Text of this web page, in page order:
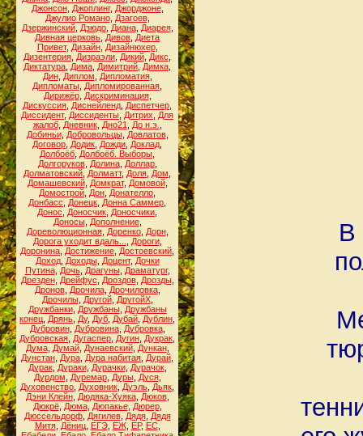
Джонсон, Джоплинг, Джорджоне,
Джулио Романо, Дзагоев,
Дзержинский, Дзюдо, Диана, Диарея,
Дивная церковь Дивов Диета
Привет, Дизайн, Дизайнюхер,
Дизентерия Дизраэли Дикий Дикс
Диктатура Дима Димитрий Димка
Дин, Диплом Дипломатия,
Дипломаты Дипломированная
Дирижёр, Дискриминация,
Дискуссия Диснейленд Диспетчер
Диссидент, Диссиденты Дитрих
Для
жалоб, Дневник, Дно21 До н.э.
Добиньи, Добровольцы, Довлатов,
Договор Додик Дожди Доклад
Долбоёб Долбоёб. Выборы
Долгоруков, Долина, Доллар,
Долматовский Долматт, Доля Дом
Домашевский, Домкрат, Домовой,
Домострой Дон Донателло
Донбасс
Донецк Донна Саммер
Донос
Доносчик Доносчики
Доносы, Дополнение,
Дореволюционная, Доренко, Дорн,
Дорога уходит вдаль...
Дороги,
Доронина Достижение Достоевский
Доход, Доходы, Доцент, Дочки
Путина, Дочь, Драгуны, Драматург,
Дрезден, Дрейфус Дроздов, Дрозды,
Дронов, Дрочила, Дрочиловка,
Дрочилы, Другой, ДругойХ,
Дружбанки, Дружбаны, Дружбаны
конец Дрянь Ду, Дуб Дубай Дублин
Дубровин, Дубровина, Дубровка,
Дубровская Дугаспер Дугин Дукрак
Дума, Думай, Дунаевский, Дункан,
Дунстан Дура Дура набитая Дурай
Дурак, Дураки, Дурачки, Дурачок,
Дурдом
Дуремар, Дуры, Дуся,
Духовенство Духовник Дуэль Дьяк
Дэни Клейн, Дюдяка-Хуяка, Дюков,
Дюкрё, Дюма, Дюпакье, Дюрер,
Дюссельдорф, Дягилев, Дядя, Дядя
Митя, Дёниц, ЕГЭ, ЕЖ, ЕР, ЕС,
В